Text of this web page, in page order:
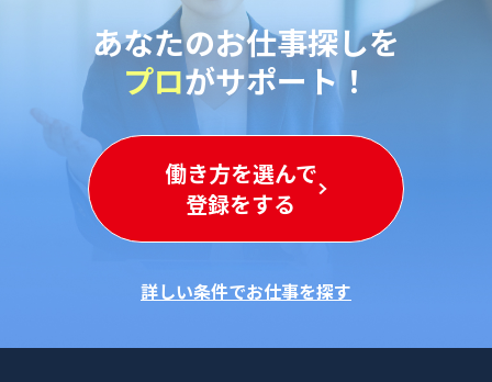
あなたのお仕事探しを
プロがサポート！
働き方を選んで
登録をする
詳しい条件でお仕事を探す